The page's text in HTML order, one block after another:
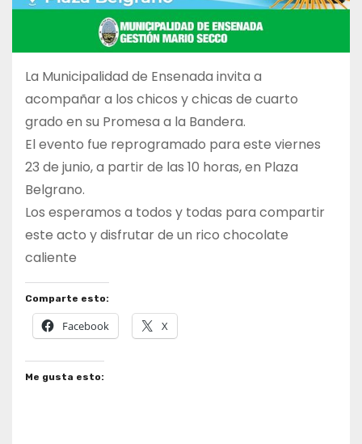
La Municipalidad de Ensenada invita a
acompañar a los chicos y chicas de cuarto
grado en su Promesa a la Bandera.
El evento fue reprogramado para este viernes
23 de junio, a partir de las 10 horas, en Plaza
Belgrano.
Los esperamos a todos y todas para compartir
este acto y disfrutar de un rico chocolate
caliente
Comparte esto:
Facebook X
Me gusta esto: